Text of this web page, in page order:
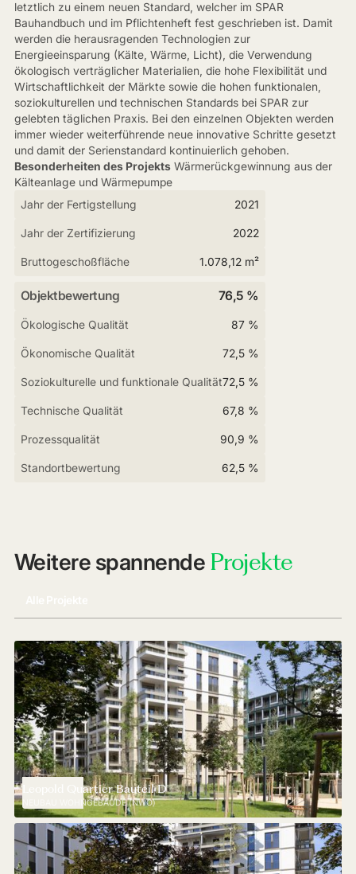
letztlich zu einem neuen Standard, welcher im SPAR
Bauhandbuch und im Pflichtenheft fest geschrieben ist. Damit
werden die herausragenden Technologien zur
Energieeinsparung (Kälte, Wärme, Licht), die Verwendung
ökologisch verträglicher Materialien, die hohe Flexibilität und
Wirtschaftlichkeit der Märkte sowie die hohen funktionalen,
soziokulturellen und technischen Standards bei SPAR zur
gelebten täglichen Praxis. Bei den einzelnen Objekten werden
immer wieder weiterführende neue innovative Schritte gesetzt
und damit der Serienstandard kontinuierlich gehoben.
Besonderheiten des ProjektsWärmerückgewinnung aus der
Kälteanlage und Wärmepumpe
Jahr der Fertigstellung
2021
Jahr der Zertifizierung 2022
Bruttogeschoßfläche 1.078,12 m²
Objektbewertung 76,5 %
Ökologische Qualität 87 %
Ökonomische Qualität 72,5 %
Soziokulturelle und funktionale Qualität72,5 %
Technische Qualität 67,8 %
Prozessqualität 90,9 %
Standortbewertung 62,5 %
Weitere spannende Projekte
Leopold Quartier Bauteil D
NEUBAU WOHNGEBÄUDE (NWO)